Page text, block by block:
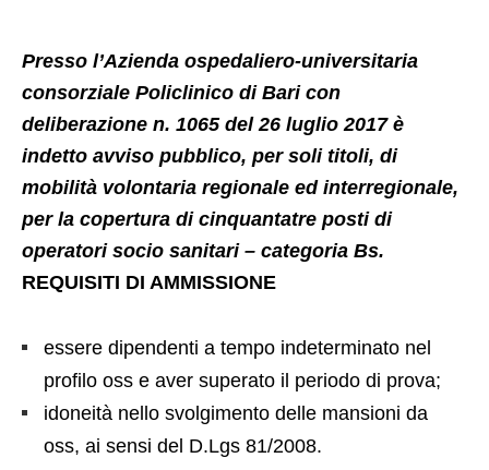
Presso l’Azienda ospedaliero-universitaria
consorziale Policlinico di Bari con
deliberazione n. 1065 del 26 luglio 2017 è
indetto avviso pubblico, per soli titoli, di
mobilità volontaria regionale ed interregionale,
per la copertura di cinquantatre posti di
operatori socio sanitari – categoria Bs.
REQUISITI DI AMMISSIONE
essere dipendenti a tempo indeterminato nel
profilo oss e aver superato il periodo di prova;
idoneità nello svolgimento delle mansioni da
oss, ai sensi del D.Lgs 81/2008.